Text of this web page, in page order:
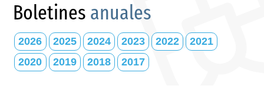
Boletines anuales
2026 2025 2024 2023 2022
2021
2020
2019 2018 2017